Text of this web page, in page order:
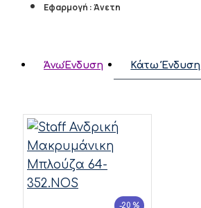
Εφαρμογή : Άνετη
ΆνωΈνδυση Κάτω Ένδυση
-20 %